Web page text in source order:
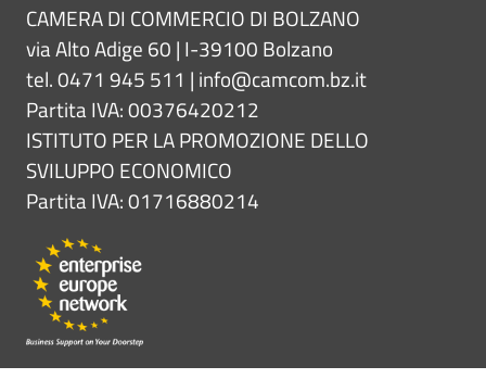
CAMERA DI COMMERCIO DI BOLZANO
via Alto Adige 60 | I-39100 Bolzano
tel. 0471 945 511 | info@camcom.bz.it
Partita IVA: 00376420212
ISTITUTO PER LA PROMOZIONE DELLO
SVILUPPO ECONOMICO
Partita IVA: 01716880214